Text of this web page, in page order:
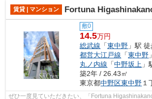
賃貸 | マンション Fortuna
敷0
14.5万円
総武線 「東中野 」駅
都営大江戸線 「東中野
丸ノ内線 「中野坂上 」
築2年 / 26.43㎡
東京都中野区東中野１
ぜひ一度見ていただきたい、「Fortuna